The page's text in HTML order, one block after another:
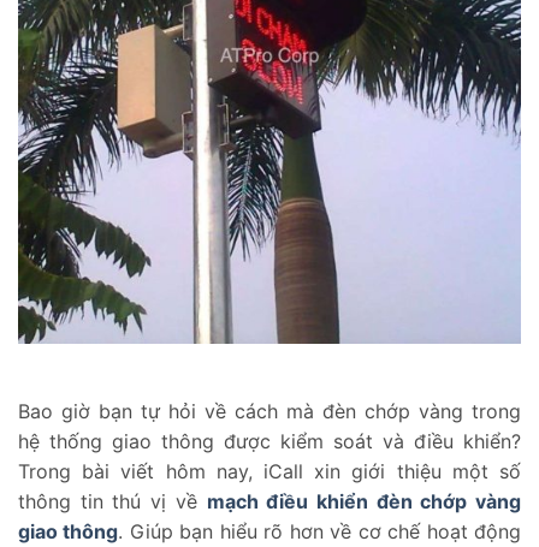
Bao giờ bạn tự hỏi về cách mà đèn chớp vàng trong
hệ thống giao thông được kiểm soát và điều khiển?
Trong bài viết hôm nay, iCall xin giới thiệu một số
thông tin thú vị về mạch điều khiển đèn chớp vàng
giao thông. Giúp bạn hiểu rõ hơn về cơ chế hoạt động